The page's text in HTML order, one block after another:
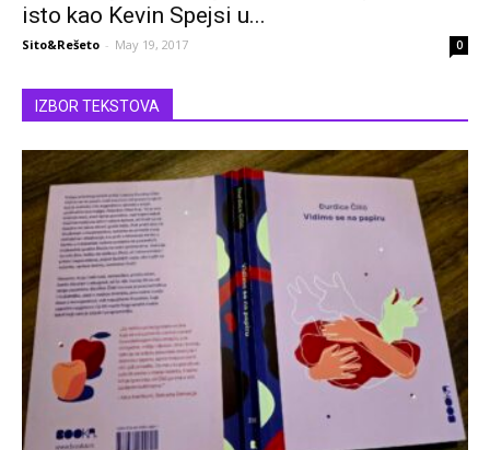
isto kao Kevin Spejsi u...
Sito&Rešeto - May 19, 2017 0
IZBOR TEKSTOVA